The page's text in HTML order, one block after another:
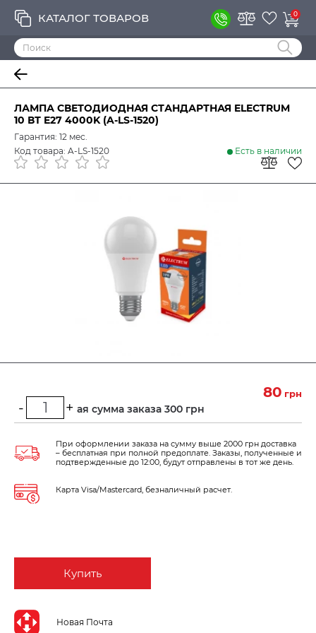
КАТАЛОГ ТОВАРОВ 0
ЛАМПА СВЕТОДИОДНАЯ СТАНДАРТНАЯ ELECTRUM
10 ВТ E27 4000K (A-LS-1520)
Гарантия: 12 мес.
Код товара: A-LS-1520
Есть в наличии
80 грн
Минимальная сумма заказа 300 грн
- +
Купить
Новая Почта
При оформлении заказа на сумму выше 2000 грн доставка
– бесплатная при полной предоплате. Заказы, полученные и
подтвержденные до 12:00, будут отправлены в тот же день.
Карта Visa/Mastercard, безналичный расчет.